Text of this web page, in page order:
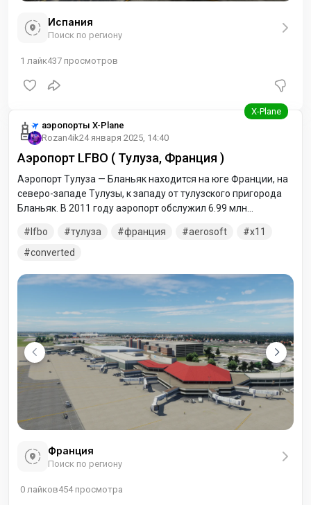
Испания
Поиск по региону
1 лайк437 просмотров
аэропорты X-Plane
Rozan4ik24 января 2025, 14:40
Аэропорт LFBO ( Тулуза, Франция )
Аэропорт Тулуза — Бланьяк находится на юге Франции, на
северо-западе Тулузы, к западу от тулузского пригорода
Бланьяк. В 2011 году аэропорт обслужил 6.99 млн
расположен авиазавод, принадлежащий компании Airbus.
lfbo тулуза франция aerosoft
x11
converted
Франция
Поиск по региону
0 лайков454просмотра